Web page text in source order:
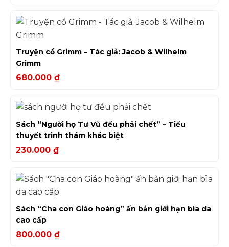
Truyện cổ Grimm – Tác giả: Jacob & Wilhelm
Grimm
680.000 ₫
Sách “Người họ Tư Vũ đều phải chết” – Tiểu
thuyết trinh thám khác biệt
230.000 ₫
Sách “Cha con Giáo hoàng” ấn bản giới hạn bìa da
cao cấp
800.000 ₫